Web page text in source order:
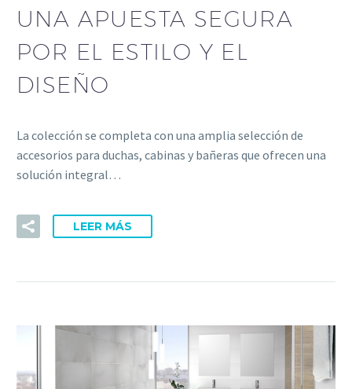
UNA APUESTA SEGURA
POR EL ESTILO Y EL
DISEÑO
La colección se completa con una amplia selección de
accesorios para duchas, cabinas y bañeras que ofrecen una
solución integral…
LEER MÁS